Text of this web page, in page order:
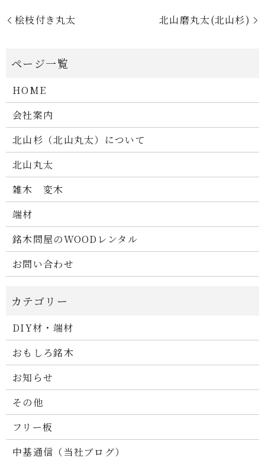
桧枝付き丸太 北山磨丸太(北山杉)
HOME
会社案内
北山杉（北山丸太）について
北山丸太
雑木 変木
端材
銘木問屋のWOODレンタル
お問い合わせ
DIY材・端材
おもしろ銘木
お知らせ
その他
フリー板
中基通信（当社ブログ）